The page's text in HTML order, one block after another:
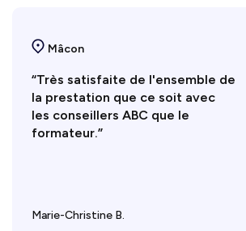
Mâcon
“Très satisfaite de l'ensemble de
la prestation que ce soit avec
les conseillers ABC que le
formateur.”
Marie-Christine B.